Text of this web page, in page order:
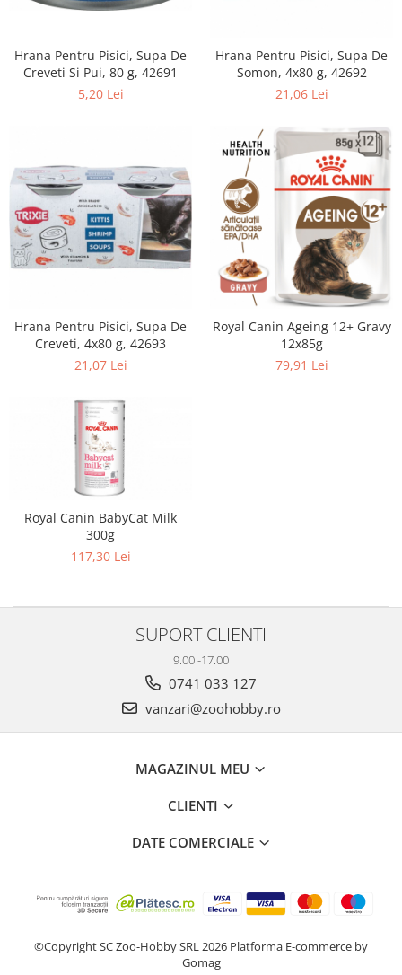
Hrana Pentru Pisici, Supa De
Creveti Si Pui, 80 g, 42691
5,20 Lei
Hrana Pentru Pisici, Supa De
Somon, 4x80 g, 42692
21,06 Lei
Hrana Pentru Pisici, Supa De
Creveti, 4x80 g, 42693
21,07 Lei
Royal Canin Ageing 12+ Gravy
12x85g
79,91 Lei
Royal Canin BabyCat Milk
300g
117,30 Lei
SUPORT CLIENTI
9.00 -17.00
0741 033 127
vanzari@zoohobby.ro
MAGAZINUL MEU
CLIENTI
DATE COMERCIALE
©Copyright SC Zoo-Hobby SRL 2026 Platforma E-commerce by
Gomag